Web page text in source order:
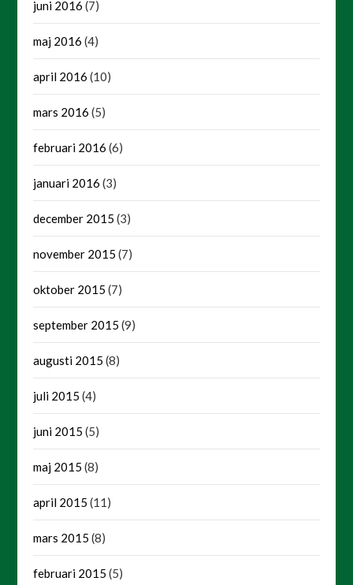
juni 2016 (7)
maj 2016 (4)
april 2016 (10)
mars 2016 (5)
februari 2016 (6)
januari 2016 (3)
december 2015 (3)
november 2015 (7)
oktober 2015 (7)
september 2015 (9)
augusti 2015 (8)
juli 2015 (4)
juni 2015 (5)
maj 2015 (8)
april 2015 (11)
mars 2015 (8)
februari 2015 (5)